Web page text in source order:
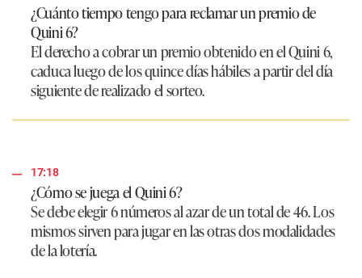
¿Cuánto tiempo tengo para reclamar un premio de
Quini 6?
El derecho a cobrar un premio obtenido en el Quini 6,
caduca luego de los quince días hábiles a partir del día
siguiente de realizado el sorteo.
17:18
¿Cómo se juega el Quini 6?
Se debe elegir 6 números al azar de un total de 46. Los
mismos sirven para jugar en las otras dos modalidades
de la lotería.